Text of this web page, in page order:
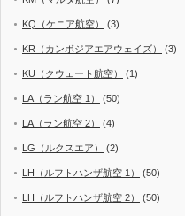
KQ（ケニア航空） (3)
KR（カンボジアエアウェイズ） (3)
KU（クウェート航空） (1)
LA（ラン航空 1） (50)
LA（ラン航空 2） (4)
LG（ルクスエア） (2)
LH（ルフトハンザ航空 1） (50)
LH（ルフトハンザ航空 2） (50)